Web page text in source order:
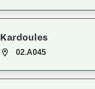
Kardoules
02.A045